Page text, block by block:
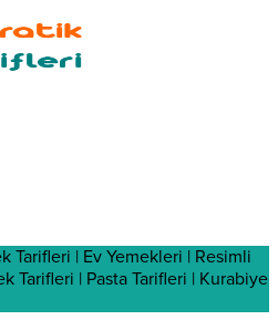
Tarifleri | Ev Yemekleri | Resimli
Tarifleri | Pasta Tarifleri | Kurabiye